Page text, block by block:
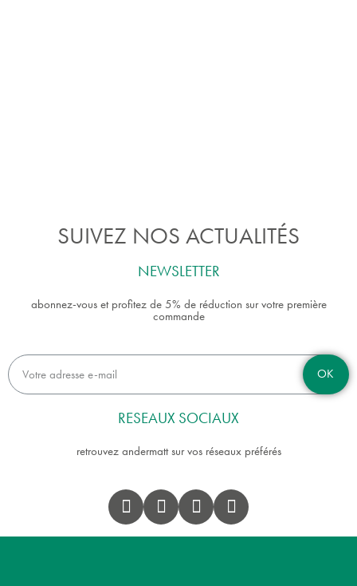
SUIVEZ NOS ACTUALITÉS
NEWSLETTER
abonnez-vous et profitez de 5% de réduction sur votre première
commande
OK
RESEAUX SOCIAUX
retrouvez andermatt sur vos réseaux préférés